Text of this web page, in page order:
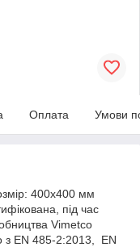
Оплата Умови
400х400 мм
під час
Vimetco
з EN 485-2:2013, EN